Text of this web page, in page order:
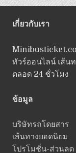
เกี่ยวกับเรา
ทัวร์ออนไลน์ เส้น
ตลอด 24 ชั่วโมง
ข้อมูล
บริษัทรถโดยสาร
เส้นทางยอดนิยม
โปรโมชั่น-ส่วนลด